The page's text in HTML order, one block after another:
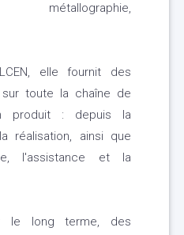
métallographie,
elle fournit des
toute la chaîne de
produit : depuis la
réalisation, ainsi que
l'assistance et la
le long terme, des